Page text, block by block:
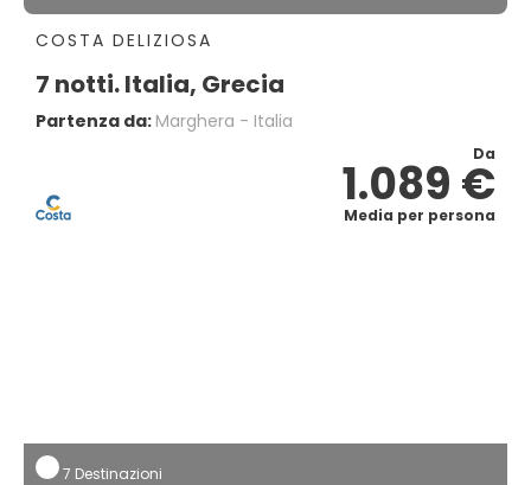
COSTA DELIZIOSA
7 notti. Italia, Grecia
Partenza da: Marghera - Italia
Da
1.089 €
Media per persona
7 Destinazioni